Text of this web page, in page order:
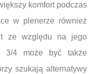
komfort podczas
w plenerze również
ze względu na jego
3/4 może być także
szukają alternatywy